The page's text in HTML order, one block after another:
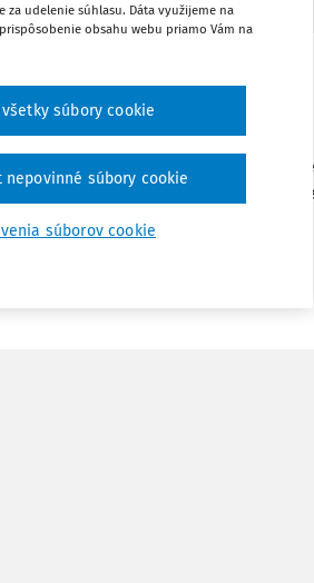
Funkce a místo právní
Leges, 2014,
a místo právní odpovědnosti v
272 strán Ondřej Urban V edici
za udelenie súhlasu. Dáta využijeme na
obsahu webu priamo Vám na
súborov cookie
nepovinné súbory cookie
súbory cookie